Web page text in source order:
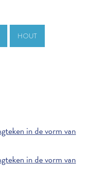
HOUT
in de vorm van
in de vorm van